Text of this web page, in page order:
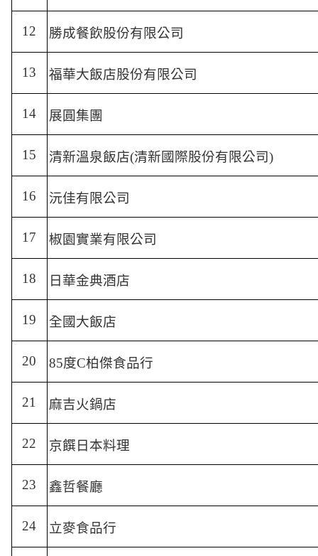
12 勝成餐飲股份有限公司
13 福華大飯店股份有限公司
14 展圓集團
15 清新溫泉飯店(清新國際股份有限公司)
16 沅佳有限公司
17 椒園實業有限公司
18 日華金典酒店
19 全國大飯店
20 85度C柏傑食品行
21 麻吉火鍋店
22 京饌日本料理
23 鑫哲餐廳
24 立麥食品行